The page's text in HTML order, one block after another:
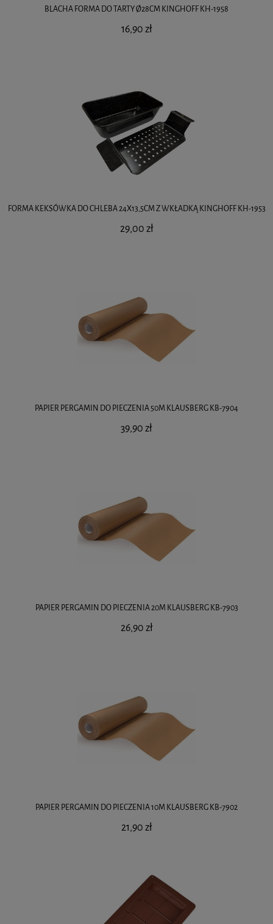
BLACHA FORMA DO TARTY Ø28CM KINGHOFF KH-1958
16,90 zł
FORMA KEKSÓWKA DO CHLEBA 24X13,5CM Z WKŁADKĄ KINGHOFF KH-1953
29,00 zł
PAPIER PERGAMIN DO PIECZENIA 50M KLAUSBERG KB-7904
39,90 zł
PAPIER PERGAMIN DO PIECZENIA 20M KLAUSBERG KB-7903
26,90 zł
PAPIER PERGAMIN DO PIECZENIA 10M KLAUSBERG KB-7902
21,90 zł